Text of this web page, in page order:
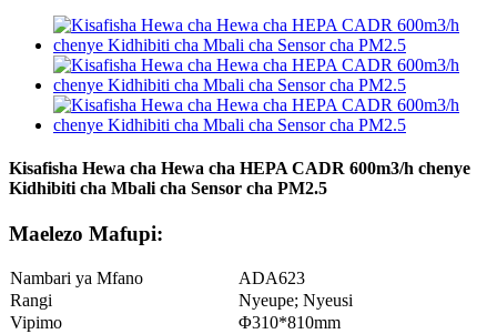
Kisafisha Hewa cha Hewa cha HEPA CADR 600m3/h chenye
Kidhibiti cha Mbali cha Sensor cha PM2.5
Maelezo Mafupi:
Nambari ya Mfano
ADA623
Rangi
Nyeupe; Nyeusi
Vipimo
Φ310*810mm